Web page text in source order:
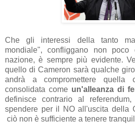
Che gli interessi della tanto
mondiale", confliggano non
nazione, è sempre più evidente.
quello di Cameron sarà qualche
andrà a compromettere
consolidata come un'alleanza di
definisce contrario al
spendere per il NO all'uscita della
ciò non è sufficiente a tenere